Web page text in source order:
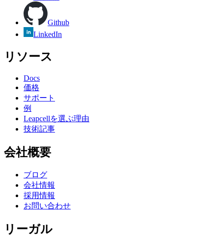
Github
LinkedIn
リソース
Docs
価格
サポート
例
Leapcellを選ぶ理由
技術記事
会社概要
ブログ
会社情報
採用情報
お問い合わせ
リーガル